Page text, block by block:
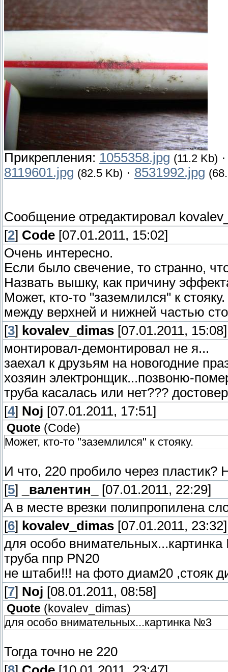
Прикрепления: 1055358.jpg (11.2 Kb)
8119601.jpg (82.5 Kb) · 8531992.jpg
Сообщение отредактировал
[2] Code [07.01.2011, 15:02]
Очень интересно.
Если было свечение, то странно,
Назвать вышку, как причину
Может, кто-то "заземлился" к
между верхней и нижней частью
[3] kovalev_dimas [07.01.2011, 15:08]
монтировал-демонтировал не я...
заехал к друзьям на новогодние
хозяин электронщик...позвоню-
труба касалась или нет???
[4] Noj [07.01.2011, 17:51]
Quote (Code)
Может, кто-то "заземлился" к стояку.
И что, 220 пробило через
[5] _валентин_
[07.01.2011, 22:29]
А в месте врезки полипропилена
[6] kovalev_dimas [07.01.2011, 23:32]
для особо
труба ппр PN20
не штаби!!! на фото диам20 ,стояк
[7] Noj [08.01.2011, 08:58]
Quote (kovalev_dimas)
для особо внимательных...картинка №3
Тогда точно не 220